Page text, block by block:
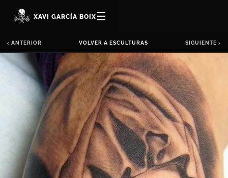
XAVI GARCÍA BOIX☰
‹ ANTERIOR VOLVER A ESCULTURAS SIGUIENTE ›